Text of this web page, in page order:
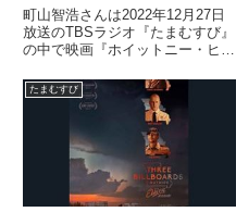
SOMEBODY』を語る
町山智浩さんは2022年12月27日
放送のTBSラジオ『たまむすび』
の中で映画『ホイットニー・ヒュ
WITH SOMEBODY』を紹介して
いました。
たまむすび